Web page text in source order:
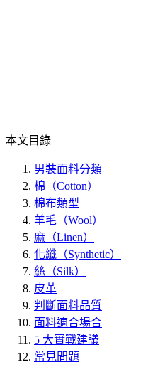
本文目錄
男裝面料分類
棉（Cotton）
棉布類型
羊毛（Wool）
麻（Linen）
化纖（Synthetic）
絲（Silk）
皮革
判斷面料品質
面料適合場合
5 大實戰建議
常見問題